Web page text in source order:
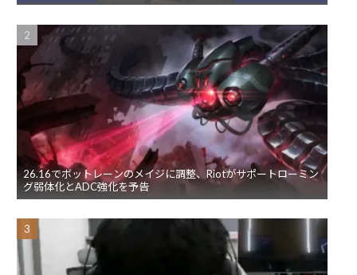
26.16でボットレーンのメイジに調整、Riotがサポートローミン
グ弱体化とADC強化を予告